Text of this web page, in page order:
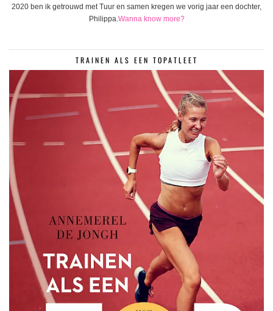
2020 ben ik getrouwd met Tuur en samen kregen we vorig jaar een dochter,
Philippa.Wanna know more?
TRAINEN ALS EEN TOPATLEET